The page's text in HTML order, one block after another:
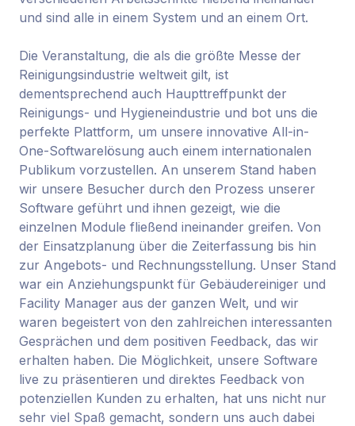
und sind alle in einem System und an einem Ort.
Die Veranstaltung, die als die größte Messe der
Reinigungsindustrie weltweit gilt, ist
dementsprechend auch Haupttreffpunkt der
Reinigungs- und Hygieneindustrie und bot uns die
perfekte Plattform, um unsere innovative All-in-
One-Softwarelösung auch einem internationalen
Publikum vorzustellen. An unserem Stand haben
wir unsere Besucher durch den Prozess unserer
Software geführt und ihnen gezeigt, wie die
einzelnen Module fließend ineinander greifen. Von
der Einsatzplanung über die Zeiterfassung bis hin
zur Angebots- und Rechnungsstellung. Unser Stand
war ein Anziehungspunkt für Gebäudereiniger und
Facility Manager aus der ganzen Welt, und wir
waren begeistert von den zahlreichen interessanten
Gesprächen und dem positiven Feedback, das wir
erhalten haben. Die Möglichkeit, unsere Software
live zu präsentieren und direktes Feedback von
potenziellen Kunden zu erhalten, hat uns nicht nur
sehr viel Spaß gemacht, sondern uns auch dabei